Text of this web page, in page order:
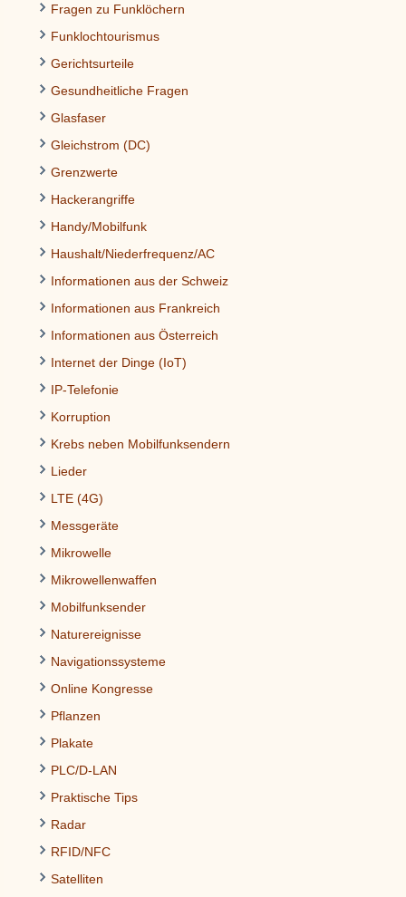
Fragen zu Funklöchern
Funklochtourismus
Gerichtsurteile
Gesundheitliche Fragen
Glasfaser
Gleichstrom (DC)
Grenzwerte
Hackerangriffe
Handy/Mobilfunk
Haushalt/Niederfrequenz/AC
Informationen aus der Schweiz
Informationen aus Frankreich
Informationen aus Österreich
Internet der Dinge (IoT)
IP-Telefonie
Korruption
Krebs neben Mobilfunksendern
Lieder
LTE (4G)
Messgeräte
Mikrowelle
Mikrowellenwaffen
Mobilfunksender
Naturereignisse
Navigationssysteme
Online Kongresse
Pflanzen
Plakate
PLC/D-LAN
Praktische Tips
Radar
RFID/NFC
Satelliten